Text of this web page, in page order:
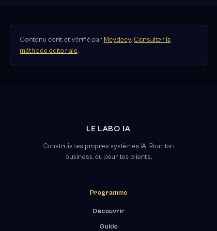
Contenu écrit et vérifié par Meydeey. Consulter la
méthode éditoriale.
LE LABO IA
Construis tes propres systèmes IA. Pour ton
business, ou pour tes clients.
Programme
Découvrir
Guide